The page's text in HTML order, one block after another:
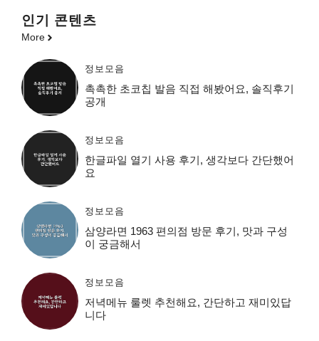
인기 콘텐츠
More
정보모음
촉촉한 초코칩 발음 직접 해봤어요, 솔직후기
공개
정보모음
한글파일 열기 사용 후기, 생각보다 간단했어
요
정보모음
삼양라면 1963 편의점 방문 후기, 맛과 구성
이 궁금해서
정보모음
저녁메뉴 룰렛 추천해요, 간단하고 재미있답
니다